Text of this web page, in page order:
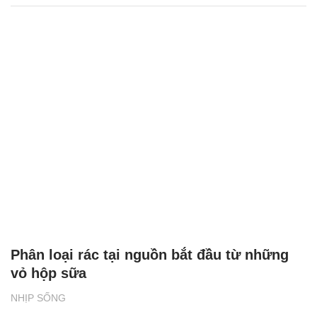
NHỊP SỐNG
Phân loại rác tại nguồn bắt đầu từ những
vỏ hộp sữa